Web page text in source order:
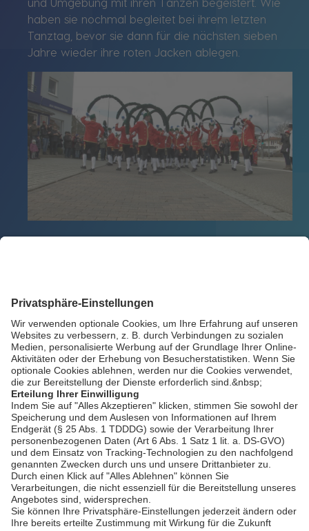
haben sie nochmal begleitet bei ihrem letzten
Tanztag, bevor sie dann für die nächsten sieben
Jahre wieder ihre roten Jacken ablegen.
Zurück
AGB / Gewinnspiele